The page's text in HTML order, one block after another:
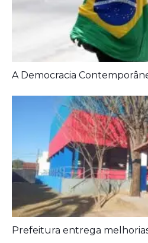
A Democracia
Prefeitura entrega